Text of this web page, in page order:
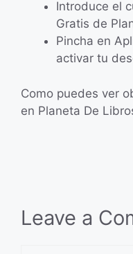
Introduce el
Gratis de
Pincha en
activar tu
Como puedes ver
en Planeta De
Leave a